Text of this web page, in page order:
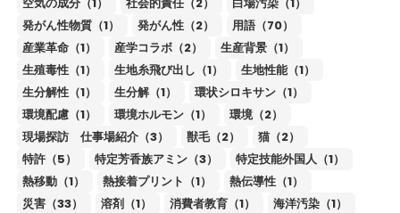
発がん性物質（1）
発がん性（2）
用語（70）
産業革命（1）
産学コラボ（2）
生産背景（1）
生殖毒性（1）
生地糸飛び出し（1）
生地性能（1）
生分解性（1）
生分解（1）
環状シロキサン（1）
環境配慮（1）
環境ホルモン（1）
環境（2）
現場探訪 仕事場紹介（3）
獣毛（2）
猫（2）
特許（5）
特定芳香族アミン（3）
特定技能外国人（1）
熱移動（1）
熱接着プリント（1）
熱伝導性（1）
災害（33）
溶剤（1） 消費者教育（1）
海洋汚染（1）